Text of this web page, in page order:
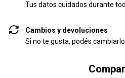
Tus datos cuidados durante
Cambios y devoluciones
Si no te gusta, podés